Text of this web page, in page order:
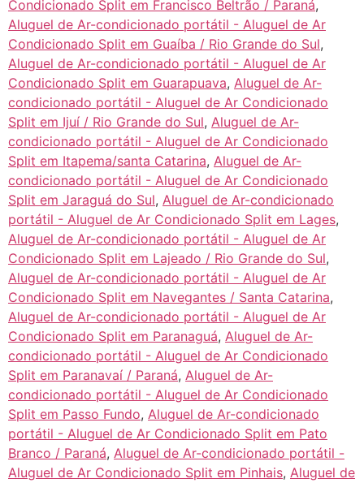
Condicionado Split em Francisco Beltrão / Paraná,
Aluguel de Ar-condicionado portátil - Aluguel de Ar
Condicionado Split em Guaíba / Rio Grande do Sul,
Aluguel de Ar-condicionado portátil - Aluguel de Ar
Condicionado Split em Guarapuava, Aluguel de Ar-
condicionado portátil - Aluguel de Ar Condicionado
Split em Ijuí / Rio Grande do Sul, Aluguel de Ar-
condicionado portátil - Aluguel de Ar Condicionado
Split em Itapema/santa Catarina, Aluguel de Ar-
condicionado portátil - Aluguel de Ar Condicionado
Split em Jaraguá do Sul, Aluguel de Ar-condicionado
portátil - Aluguel de Ar Condicionado Split em Lages,
Aluguel de Ar-condicionado portátil - Aluguel de Ar
Condicionado Split em Lajeado / Rio Grande do Sul,
Aluguel de Ar-condicionado portátil - Aluguel de Ar
Condicionado Split em Navegantes / Santa Catarina,
Aluguel de Ar-condicionado portátil - Aluguel de Ar
Condicionado Split em Paranaguá, Aluguel de Ar-
condicionado portátil - Aluguel de Ar Condicionado
Split em Paranavaí / Paraná, Aluguel de Ar-
condicionado portátil - Aluguel de Ar Condicionado
Split em Passo Fundo, Aluguel de Ar-condicionado
portátil - Aluguel de Ar Condicionado Split em Pato
Branco / Paraná, Aluguel de Ar-condicionado portátil -
Aluguel de Ar Condicionado Split em Pinhais, Aluguel de